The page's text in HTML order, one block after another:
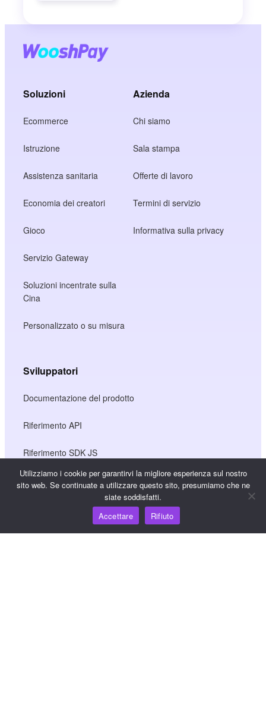
Soluzioni
Ecommerce
Istruzione
Assistenza sanitaria
Economia dei creatori
Gioco
Servizio Gateway
Soluzioni incentrate sulla
Cina
Personalizzato o su misura
Azienda
Chi siamo
Sala stampa
Offerte di lavoro
Termini di servizio
Informativa sulla privacy
Sviluppatori
Documentazione del prodotto
Riferimento API
Riferimento SDK JS
Hub della conoscenza
Utilizziamo i cookie per garantirvi la migliore esperienza sul nostro
sito web. Se continuate a utilizzare questo sito, presumiamo che ne
siate soddisfatti.
Accettare
Rifiuto